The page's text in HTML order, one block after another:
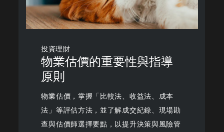
投資理財
物業估價的重要性與指導
原則
物業估價，掌握「比較法、收益法、成本
法」等評估方法，並了解成交紀錄、現場勘
查與估價師選擇要點，以提升決策與風險管